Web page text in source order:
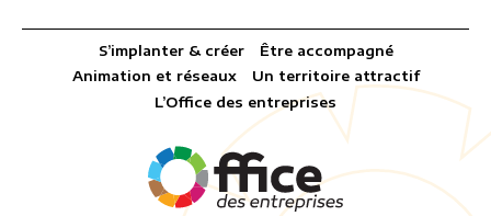
S’implanter & créer
Être accompagné
Animation et réseaux
Un territoire attractif
L’Office des entreprises